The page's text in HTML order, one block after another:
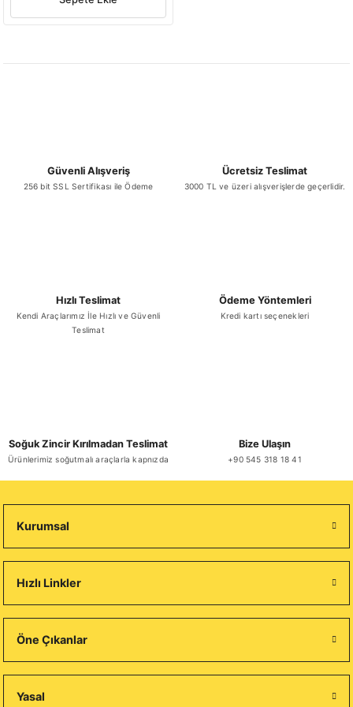
Güvenli Alışveriş
256 bit SSL Sertifikası ile Ödeme
Ücretsiz Teslimat
3000 TL ve üzeri alışverişlerde geçerlidir.
Hızlı Teslimat
Kendi Araçlarımız İle Hızlı ve Güvenli
Teslimat
Ödeme Yöntemleri
Kredi kartı seçenekleri
Soğuk Zincir Kırılmadan Teslimat
Ürünlerimiz soğutmalı araçlarla kapnızda
Bize Ulaşın
+90 545 318 18 41
Kurumsal
Hızlı Linkler
Öne Çıkanlar
Yasal